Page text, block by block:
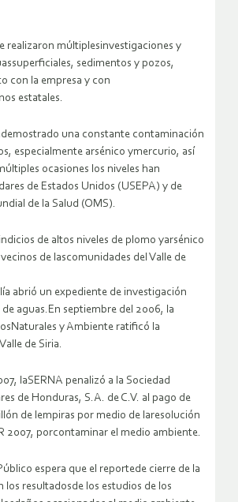
realizaron múltiplesinvestigaciones y
sedimentos y pozos,
con la empresa y con
estatales.
una constante contaminación
especialmente arsénico ymercurio, así
ocasiones los niveles han
de Estados Unidos (USEPA) y de
de la Salud (OMS).
de altos niveles de plomo yarsénico
de lascomunidades del Valle de
abrió un expediente de investigación
aguas.En septiembre del 2006, la
y Ambiente ratificó la
de Siria.
laSERNA penalizó a la Sociedad
de Honduras, S.A. de C.V. al pago de
de lempiras por medio de laresolución
2007, porcontaminar el medio ambiente.
espera que el reportede cierre de la
los resultadosde los estudios de los